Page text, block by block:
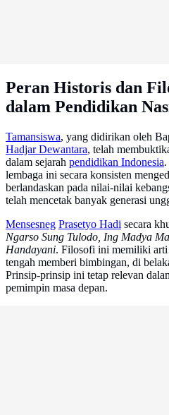
Peran Historis dan
dalam Pendidikan
Tamansiswa, yang didirikan oleh
Hadjar Dewantara, telah
dalam sejarah pendidikan Indonesia
lembaga ini secara konsisten
berlandaskan pada nilai-nilai
telah mencetak banyak generasi
Mensesneg Prasetyo Hadi secara
Ngarso Sung Tulodo, Ing Madya
Handayani. Filosofi ini memiliki
tengah memberi bimbingan, di
Prinsip-prinsip ini tetap relevan
pemimpin masa depan.